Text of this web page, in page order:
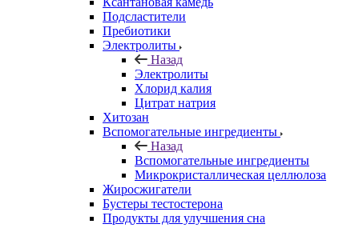
Подсластители
Пребиотики
Электролиты
Назад
Электролиты
Хлорид калия
Цитрат натрия
Хитозан
Вспомогательные ингредиенты
Назад
Вспомогательные ингредиенты
Микрокристаллическая целлюлоза
Жиросжигатели
Бустеры тестостерона
Продукты для улучшения сна